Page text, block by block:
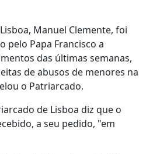
Manuel Clemente, foi
pelo Papa Francisco a
das últimas semanas,
de abusos de menores na
o Patriarcado.
de Lisboa diz que o
a seu pedido, "em